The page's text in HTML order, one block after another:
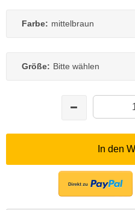
Farbe: mittelbraun
Größe: Bitte wählen
In den